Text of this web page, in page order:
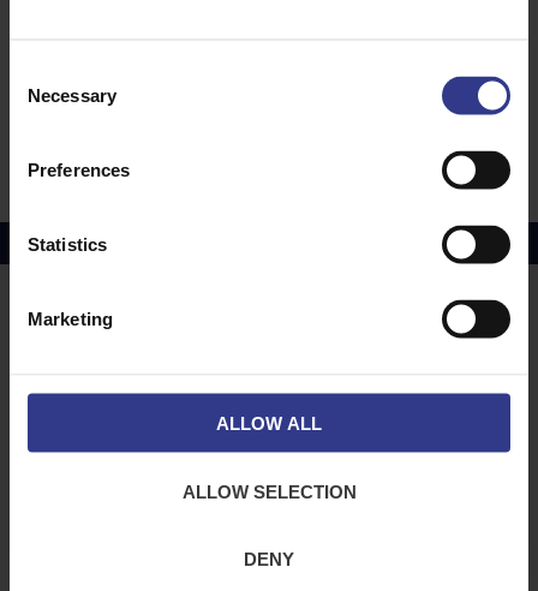
Selection
Necessary
Preferences
Statistics
Marketing
ALLOW ALL
ALLOW SELECTION
DENY
ZUM ANGEBOT
Kupferpreis £10114.95
STANDORTE
Newcastle
Electrical Cables
Elektrische Kabel